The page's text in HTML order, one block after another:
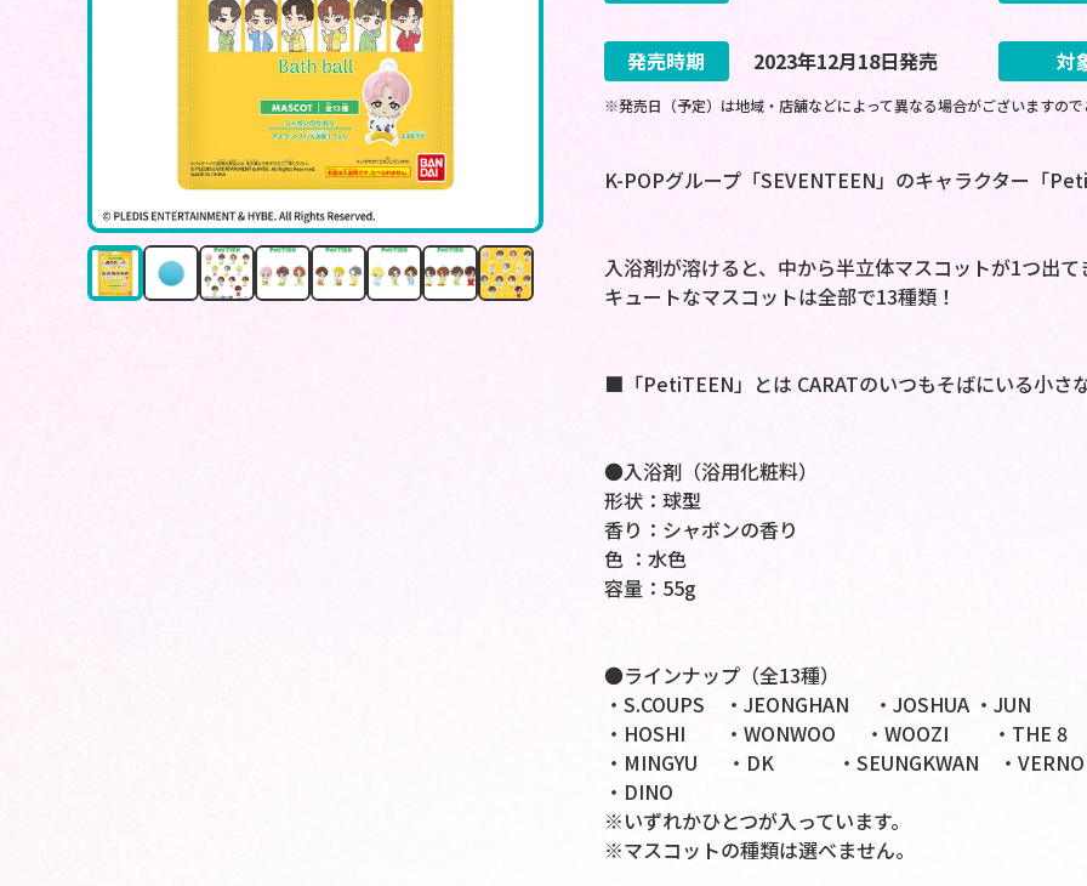
発売時期 2023年12月18日発売 対
※発売日（予定）は地域・店舗などによって異なる場合がございますの
K-POPグループ「SEVENTEEN」のキャラクター「
入浴剤が溶けると、中から半立体マスコットが1つ出て
キュートなマスコットは全部で13種類！
■「PetiTEEN」とは CARATのいつもそばにいる小さ
●入浴剤（浴用化粧料）
形状：球型
香り：シャボンの香り
色 ：水色
容量：55g
●ラインナップ（全13種）
・S.COUPS ・JEONGHAN ・JOSHUA ・JUN
・HOSHI ・WONWOO ・WOOZI ・THE 8
・MINGYU ・DK ・SEUNGKWAN ・
・DINO
※いずれかひとつが入っています。
※マスコットの種類は選べません。